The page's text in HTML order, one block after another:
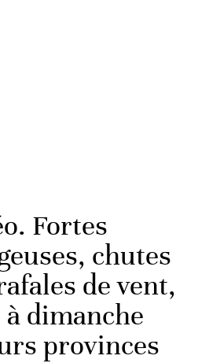
Fortes
chutes
de vent,
dimanche
provinces